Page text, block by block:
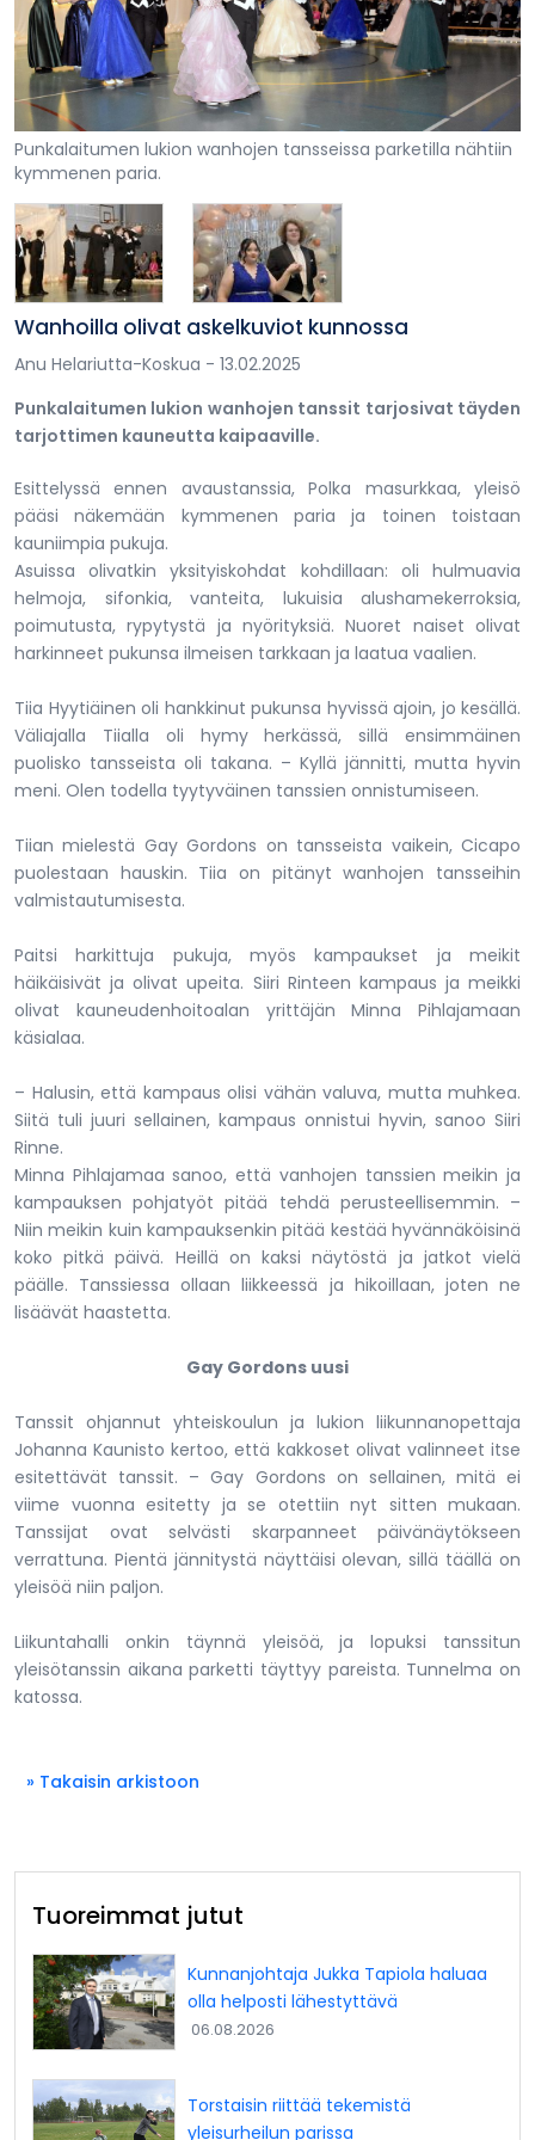
Punkalaitumen lukion wanhojen tansseissa parketilla nähtiin
kymmenen paria.
Wanhoilla olivat askelkuviot kunnossa
Anu Helariutta-Koskua - 13.02.2025
Punkalaitumen lukion wanhojen tanssit tarjosivat täyden
tarjottimen kauneutta kaipaaville.
Esittelyssä ennen avaustanssia, Polka masurkkaa, yleisö
pääsi näkemään kymmenen paria ja toinen toistaan
kauniimpia pukuja.
Asuissa olivatkin yksityiskohdat kohdillaan: oli hulmuavia
helmoja, sifonkia, vanteita, lukuisia alushamekerroksia,
poimutusta, rypytystä ja nyörityksiä. Nuoret naiset olivat
harkinneet pukunsa ilmeisen tarkkaan ja laatua vaalien.
Tiia Hyytiäinen oli hankkinut pukunsa hyvissä ajoin, jo kesällä.
Väliajalla Tiialla oli hymy herkässä, sillä ensimmäinen
puolisko tansseista oli takana. – Kyllä jännitti, mutta hyvin
meni. Olen todella tyytyväinen tanssien onnistumiseen.
Tiian mielestä Gay Gordons on tansseista vaikein, Cicapo
puolestaan hauskin. Tiia on pitänyt wanhojen tansseihin
valmistautumisesta.
Paitsi harkittuja pukuja, myös kampaukset ja meikit
häikäisivät ja olivat upeita. Siiri Rinteen kampaus ja meikki
olivat kauneudenhoitoalan yrittäjän Minna Pihlajamaan
käsialaa.
– Halusin, että kampaus olisi vähän valuva, mutta muhkea.
Siitä tuli juuri sellainen, kampaus onnistui hyvin, sanoo Siiri
Rinne.
Minna Pihlajamaa sanoo, että vanhojen tanssien meikin ja
kampauksen pohjatyöt pitää tehdä perusteellisemmin. –
Niin meikin kuin kampauksenkin pitää kestää hyvännäköisinä
koko pitkä päivä. Heillä on kaksi näytöstä ja jatkot vielä
päälle. Tanssiessa ollaan liikkeessä ja hikoillaan, joten ne
lisäävät haastetta.
Gay Gordons uusi
Tanssit ohjannut yhteiskoulun ja lukion liikunnanopettaja
Johanna Kaunisto kertoo, että kakkoset olivat valinneet itse
esitettävät tanssit. – Gay Gordons on sellainen, mitä ei
viime vuonna esitetty ja se otettiin nyt sitten mukaan.
Tanssijat ovat selvästi skarpanneet päivänäytökseen
verrattuna. Pientä jännitystä näyttäisi olevan, sillä täällä on
yleisöä niin paljon.
Liikuntahalli onkin täynnä yleisöä, ja lopuksi tanssitun
yleisötanssin aikana parketti täyttyy pareista. Tunnelma on
katossa.
» Takaisin arkistoon
Tuoreimmat jutut
Kunnanjohtaja Jukka Tapiola haluaa
olla helposti lähestyttävä
06.08.2026
Torstaisin riittää tekemistä
yleisurheilun parissa